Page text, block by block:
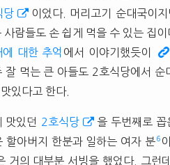
당
이었다. 머리고기 순대국이
사람들도 손 쉽게 먹을 수 있는 집
에 대한 추억 에서 이야기했듯이
잘 먹는 큰 아들도 2호식당에서
있다고 한다.
맛있던 2호식당
을 두번째로
할아버지 한분과 일하는 여자 분 6
거의 대부분 서빙을 했었다. 그